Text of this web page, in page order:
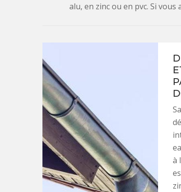
alu, en zinc ou en pvc. Si
à